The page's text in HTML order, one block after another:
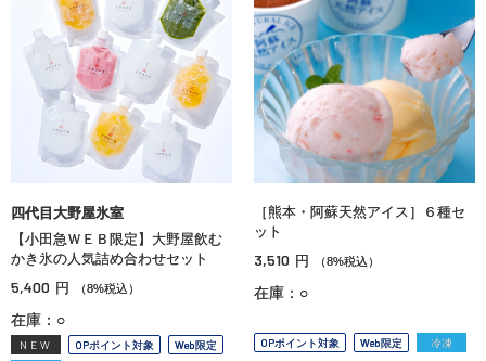
四代目大野屋氷室
【小田急ＷＥＢ限定】大野屋飲む
かき氷の人気詰め合わせセット
5,400 円 （8%税込）
在庫：○
NEW OPポイント対象
Web限定
［熊本・阿蘇天然アイス］６種セ
ット
3,510 円 （8%税込）
在庫：○
OPポイント対象 Web限定 冷凍